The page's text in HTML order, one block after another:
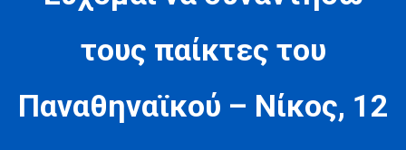
τους παίκτες του
Παναθηναϊκού – Νίκος, 12